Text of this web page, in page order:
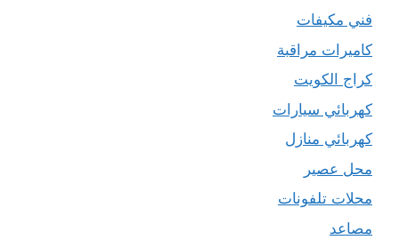
فني مكيفات
كاميرات مراقبة
كراج الكويت
كهربائي سيارات
كهربائي منازل
محل عصير
محلات تلفونات
مصاعد